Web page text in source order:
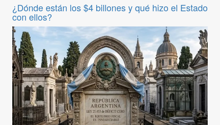
¿Dónde están los $4 billones y qué hizo el Estado
con ellos?